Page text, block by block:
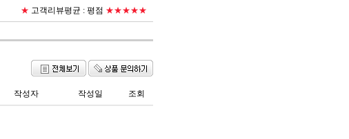
★ 고객리뷰평균 : 평점 ★★★★★
작성자 작성일 조회